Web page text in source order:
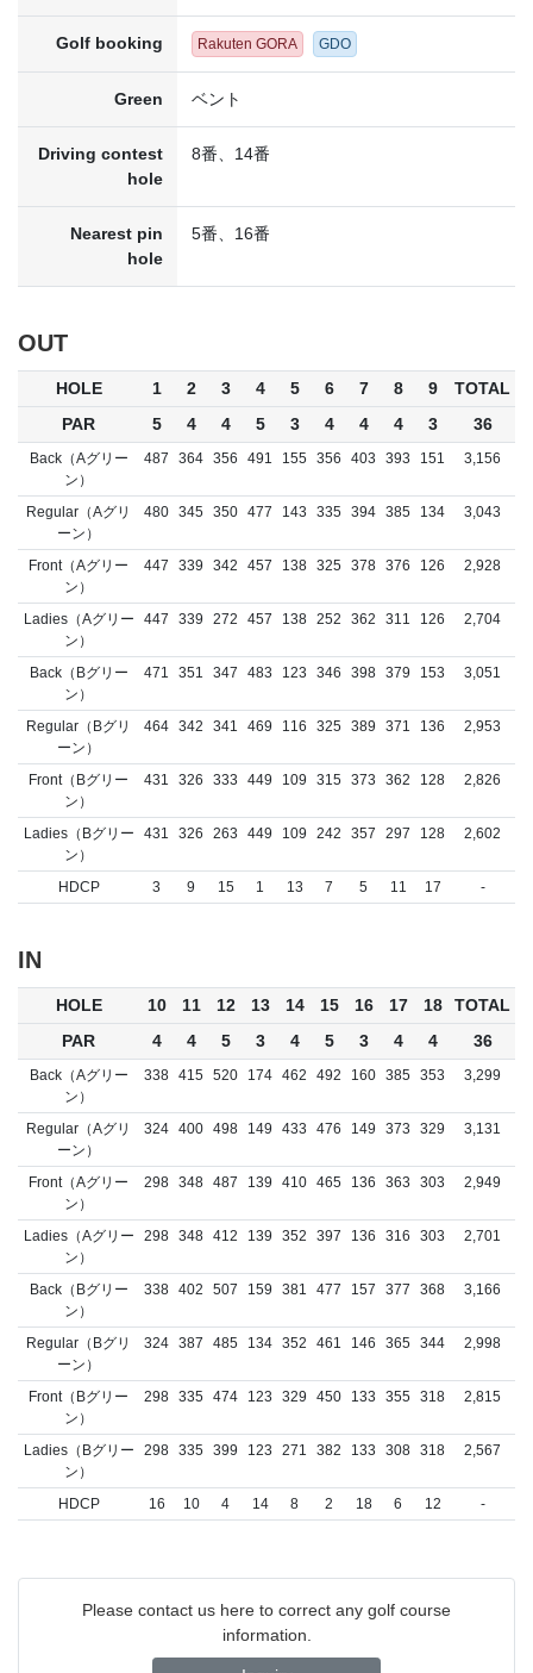
Golf booking Rakuten GORA GDO
Green ベント
Driving contest
hole
8番、14番
Nearest pin
hole
5番、16番
OUT
HOLE 1 2 3 4 5 6 7 8 9
TOTAL
PAR
5 4 4 5 3 4 4 4 3 36
Back（Aグリー
ン）
487 364 356 491 155 356 403 393 151 3,156
Regular（Aグリ
ーン）
480 345 350 477 143 335 394 385 134 3,043
Front（Aグリー
ン）
447 339 342 457 138 325 378 376 126 2,928
Ladies（Aグリー
ン）
447 339 272 457 138 252 362 311 126 2,704
Back（Bグリー
ン）
471 351 347 483 123 346 398 379 153 3,051
Regular（Bグリ
ーン）
464 342 341 469 116 325 389 371 136 2,953
Front（Bグリー
ン）
431 326 333 449 109 315 373 362 128 2,826
Ladies（Bグリー
ン）
431 326 263 449 109 242 357 297 128 2,602
HDCP 3 9 15 1 13 7 5 11 17 -
IN
HOLE 10 11 12 13 14 15 16 17 18
TOTAL
PAR
4 4 5 3 4 5 3 4 4 36
Back（Aグリー
ン）
338 415 520 174 462 492 160 385 353 3,299
Regular（Aグリ
ーン）
324 400 498 149 433 476 149 373 329 3,131
Front（Aグリー
ン）
298 348 487 139 410 465 136 363 303 2,949
Ladies（Aグリー
ン）
298 348 412 139 352 397 136 316 303 2,701
Back（Bグリー
ン）
338 402 507 159 381 477 157 377 368 3,166
Regular（Bグリ
ーン）
324 387 485 134 352 461 146 365 344 2,998
Front（Bグリー
ン）
298 335 474 123 329 450 133 355 318 2,815
Ladies（Bグリー
ン）
298 335 399 123 271 382 133 308 318 2,567
HDCP 16 10 4 14 8 2 18 6 12 -
Please contact us here to correct any golf course
information.